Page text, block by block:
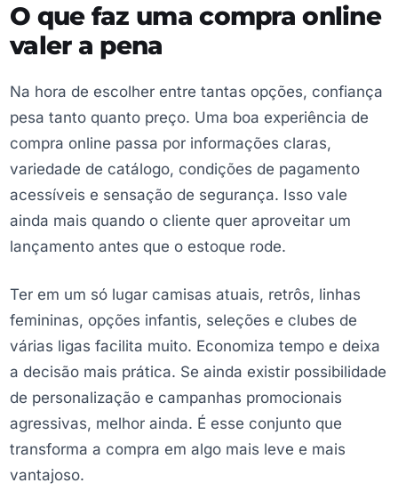
O que faz uma compra online
valer a pena
Na hora de escolher entre tantas opções, confiança
pesa tanto quanto preço. Uma boa experiência de
compra online passa por informações claras,
variedade de catálogo, condições de pagamento
acessíveis e sensação de segurança. Isso vale
ainda mais quando o cliente quer aproveitar um
lançamento antes que o estoque rode.
Ter em um só lugar camisas atuais, retrôs, linhas
femininas, opções infantis, seleções e clubes de
várias ligas facilita muito. Economiza tempo e deixa
a decisão mais prática. Se ainda existir possibilidade
de personalização e campanhas promocionais
agressivas, melhor ainda. É esse conjunto que
transforma a compra em algo mais leve e mais
vantajoso.